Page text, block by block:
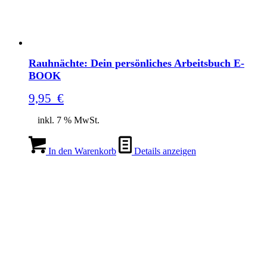
Rauhnächte: Dein persönliches Arbeitsbuch E-
BOOK
9,95 €
inkl. 7 % MwSt.
In den Warenkorb Details anzeigen